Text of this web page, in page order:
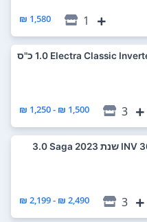
1
1,580 ₪
‏מזגן עילי Electra Classic Inverter 170 ‏1.0 ‏כ"ס
3
1,500 ₪ - 1,250 ₪
‏מזגן עילי INV 30X EU שנת 2023 Saga ‏3.0
3
2,490 ₪ - 2,199 ₪